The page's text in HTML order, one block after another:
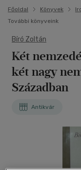
Főoldal Könyvek
További könyveink
Bíró Zoltán
Két
két nagy
Században
Antikvár